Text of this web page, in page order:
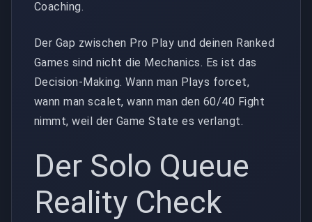
Coaching.
Der Gap zwischen Pro Play und deinen Ranked
Games sind nicht die Mechanics. Es ist das
Decision-Making. Wann man Plays forcet,
wann man scalet, wann man den 60/40 Fight
nimmt, weil der Game State es verlangt.
Der Solo Queue
Reality Check